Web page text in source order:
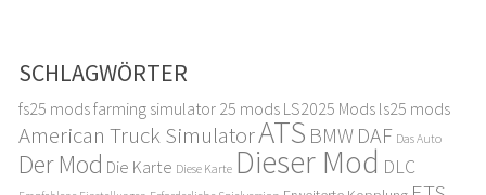
SCHLAGWÖRTER
fs25 modsfarming simulator 25 mods LS2025 Mods ls25 mods
American Truck SimulatorATS BMW DAF Das Auto
Der Mod Die Karte Diese Karte Dieser Mod DLC